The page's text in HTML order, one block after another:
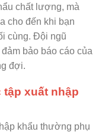
chất lượng, mà
cho đến khi bạn
cùng. Đội ngũ
bảo báo cáo của
đợi.
tập xuất nhập
khẩu thường phụ